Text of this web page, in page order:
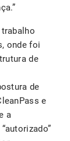
onde foi
de
de
e
a